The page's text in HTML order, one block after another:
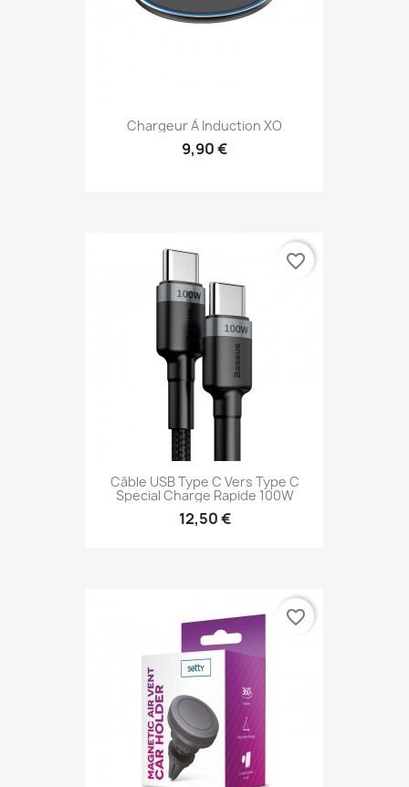
Chargeur À Induction XO
9,90 €
Câble USB Type C Vers Type C
Special Charge Rapide 100W
12,50 €
favorite_border
favorite_border